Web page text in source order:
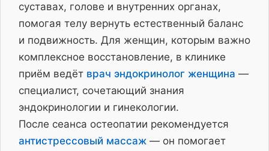
суставах, голове и внутренних органах,
помогая телу вернуть естественный баланс
и подвижность. Для женщин, которым важно
комплексное восстановление, в клинике
приём ведёт врач эндокринолог женщина —
специалист, сочетающий знания
эндокринологии и гинекологии.
После сеанса остеопатии рекомендуется
антистрессовый массаж — он помогает